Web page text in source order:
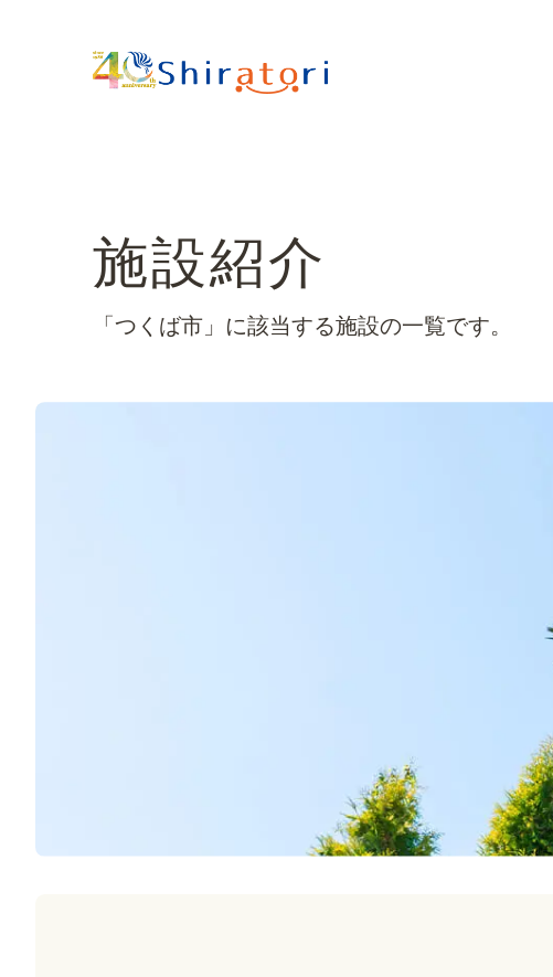
施設紹介
「つくば市」に該当する施設の一覧です。